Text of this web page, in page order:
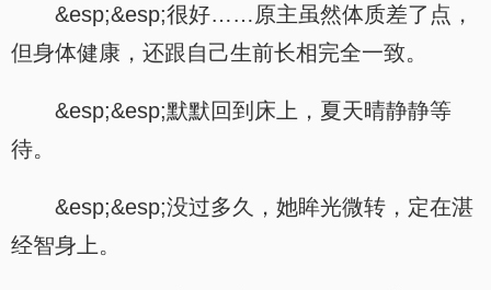
&esp;&esp;很好……原主虽然体质差了点，
但身体健康，还跟自己生前长相完全一致。
&esp;&esp;默默回到床上，夏天晴静静等
待。
&esp;&esp;没过多久，她眸光微转，定在湛
经智身上。